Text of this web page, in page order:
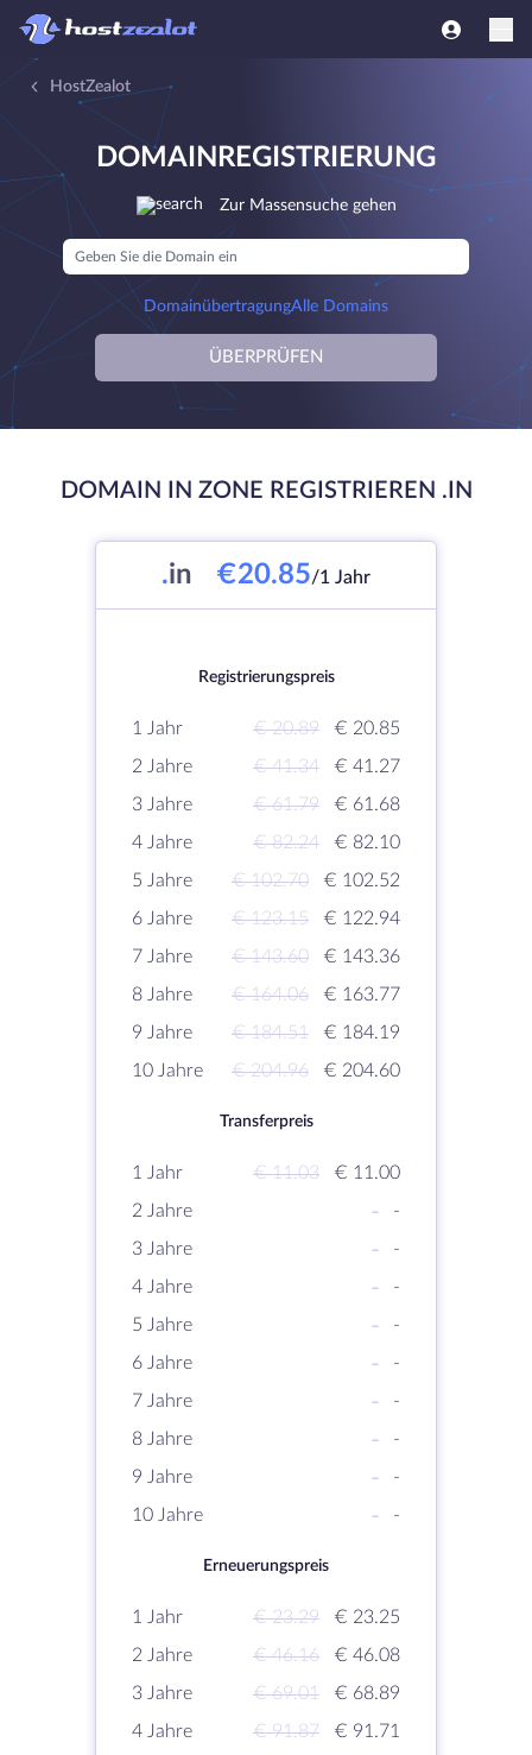
HostZealot
DOMAINREGISTRIERUNG
Zur Massensuche gehen
DomainübertragungAlle Domains
ÜBERPRÜFEN
DOMAIN IN ZONE REGISTRIEREN .IN
.in €20.85/1 Jahr
Registrierungspreis
1 Jahr € 20.89
€ 20.85
2 Jahre
€ 41.34
€ 41.27
3 Jahre
€ 61.79
€ 61.68
4 Jahre
€ 82.24
€ 82.10
5 Jahre
€ 102.70
€ 102.52
6 Jahre
€ 123.15
€ 122.94
7 Jahre
€ 143.60
€ 143.36
8 Jahre
€ 164.06
€ 163.77
9 Jahre
€ 184.51
€ 184.19
10 Jahre
€ 204.96 € 204.60
Transferpreis
1 Jahr € 11.03
€ 11.00
2 Jahre
-
-
3 Jahre
-
-
4 Jahre
-
-
5 Jahre
-
-
6 Jahre
-
-
7 Jahre
-
-
8 Jahre
-
-
9 Jahre
-
-
10 Jahre
- -
Erneuerungspreis
1 Jahr € 23.29
€ 23.25
2 Jahre
€ 46.16
€ 46.08
3 Jahre
€ 69.01
€ 68.89
4 Jahre
€ 91.87
€ 91.71